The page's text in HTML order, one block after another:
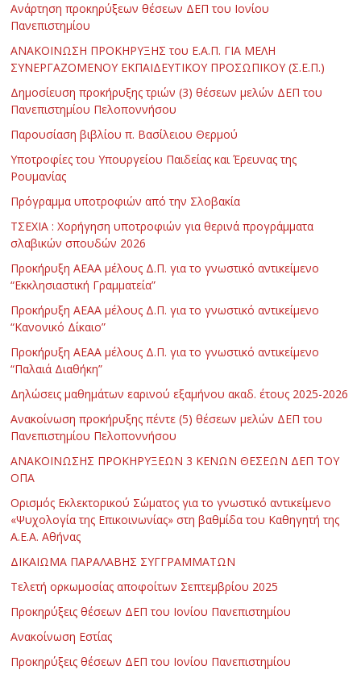
Ανάρτηση προκηρύξεων θέσεων ΔΕΠ του Ιονίου
Πανεπιστημίου
ΑΝΑΚΟΙΝΩΣΗ ΠΡΟΚΗΡΥΞΗΣ του Ε.Α.Π. ΓΙΑ ΜΕΛΗ
ΣΥΝΕΡΓΑΖΟΜΕΝΟΥ ΕΚΠΑΙΔΕΥΤΙΚΟΥ ΠΡΟΣΩΠΙΚΟΥ (Σ.Ε.Π.)
Δημοσίευση προκήρυξης τριών (3) θέσεων μελών ΔΕΠ του
Πανεπιστημίου Πελοποννήσου
Παρουσίαση βιβλίου π. Βασίλειου Θερμού
Υποτροφίες του Υπουργείου Παιδείας και Έρευνας της
Ρουμανίας
Πρόγραμμα υποτροφιών από την Σλοβακία
ΤΣΕΧΙΑ : Χορήγηση υποτροφιών για θερινά προγράμματα
σλαβικών σπουδών 2026
Προκήρυξη ΑΕΑΑ μέλους Δ.Π. για το γνωστικό αντικείμενο
“Εκκλησιαστική Γραμματεία”
Προκήρυξη ΑΕΑΑ μέλους Δ.Π. για το γνωστικό αντικείμενο
“Κανονικό Δίκαιο”
Προκήρυξη ΑΕΑΑ μέλους Δ.Π. για το γνωστικό αντικείμενο
“Παλαιά Διαθήκη”
Δηλώσεις μαθημάτων εαρινού εξαμήνου ακαδ. έτους 2025-2026
Ανακοίνωση προκήρυξης πέντε (5) θέσεων μελών ΔΕΠ του
Πανεπιστημίου Πελοποννήσου
ΑΝΑΚΟΙΝΩΣΗΣ ΠΡΟΚΗΡΥΞΕΩΝ 3 ΚΕΝΩΝ ΘΕΣΕΩΝ ΔΕΠ ΤΟΥ
ΟΠΑ
Ορισμός Εκλεκτορικού Σώματος για το γνωστικό αντικείμενο
«Ψυχολογία της Επικοινωνίας» στη βαθμίδα του Καθηγητή της
Α.Ε.Α. Αθήνας
ΔΙΚΑΙΩΜΑ ΠΑΡΑΛΑΒΗΣ ΣΥΓΓΡΑΜΜΑΤΩΝ
Τελετή ορκωμοσίας αποφοίτων Σεπτεμβρίου 2025
Προκηρύξεις θέσεων ΔΕΠ του Ιονίου Πανεπιστημίου
Ανακοίνωση Εστίας
Προκηρύξεις θέσεων ΔΕΠ του Ιονίου Πανεπιστημίου